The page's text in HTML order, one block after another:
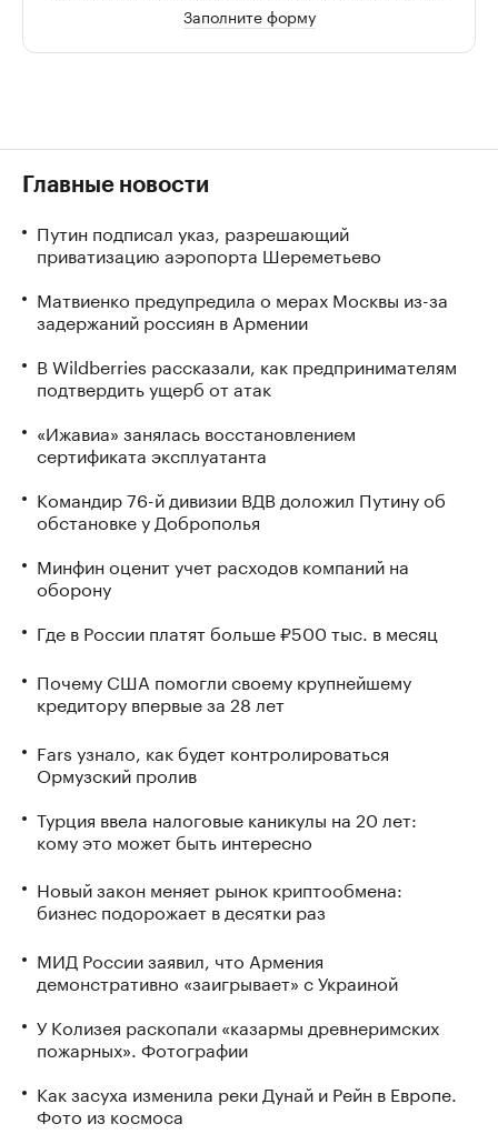
Заполните форму
Главные новости
Путин подписал указ, разрешающий
приватизацию аэропорта Шереметьево
Матвиенко предупредила о мерах Москвы из-за
задержаний россиян в Армении
В Wildberries рассказали, как предпринимателям
подтвердить ущерб от атак
«Ижавиа» занялась восстановлением
сертификата эксплуатанта
Командир 76-й дивизии ВДВ доложил Путину об
обстановке у Доброполья
Минфин оценит учет расходов компаний на
оборону
Где в России платят больше ₽500 тыс. в месяц
Почему США помогли своему крупнейшему
кредитору впервые за 28 лет
Fars узнало, как будет контролироваться
Ормузский пролив
Турция ввела налоговые каникулы на 20 лет:
кому это может быть интересно
Новый закон меняет рынок криптообмена:
бизнес подорожает в десятки раз
МИД России заявил, что Армения
демонстративно «заигрывает» с Украиной
У Колизея раскопали «казармы древнеримских
пожарных». Фотографии
Как засуха изменила реки Дунай и Рейн в Европе.
Фото из космоса